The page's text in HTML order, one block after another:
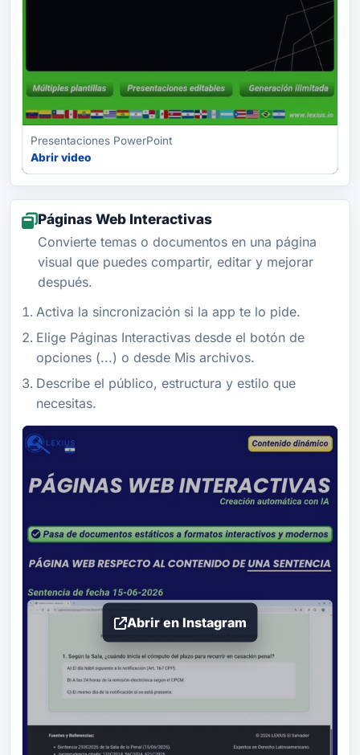
Presentaciones PowerPoint
Abrir video
Páginas Web Interactivas
Convierte temas o documentos en una página
visual que puedes compartir, editar y mejorar
después.
Activa la sincronización si la app te lo pide.
Elige Páginas Interactivas desde el botón de
opciones (...) o desde Mis archivos.
Describe el público, estructura y estilo que
necesitas.
Abrir en Instagram